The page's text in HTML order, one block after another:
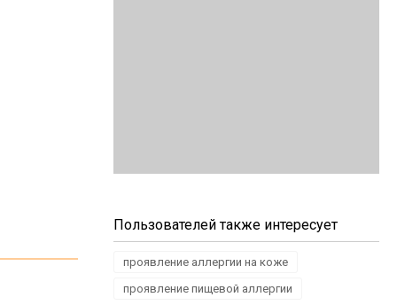
Пользователей также интересует
проявление аллергии на коже
проявление пищевой аллергии